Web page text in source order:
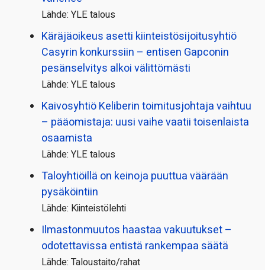
Lähde: YLE talous
Käräjäoikeus asetti kiinteistö­sijoitusyhtiö
Casyrin konkurssiin – entisen Gapconin
pesänselvitys alkoi välittömästi
Lähde: YLE talous
Kaivosyhtiö Keliberin toimitusjohtaja vaihtuu
– pääomistaja: uusi vaihe vaatii toisenlaista
osaamista
Lähde: YLE talous
Taloyhtiöillä on keinoja puuttua väärään
pysäköintiin
Lähde: Kiinteistölehti
Ilmastonmuutos haastaa vakuutukset –
odotettavissa entistä rankempaa säätä
Lähde: Taloustaito/rahat